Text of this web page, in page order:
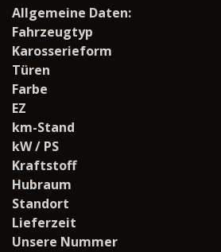
Allgemeine Daten:
Fahrzeugtyp
Karosserieform
Türen
Farbe
EZ
km-Stand
kW / PS
Kraftstoff
Hubraum
Standort
Lieferzeit
Unsere Nummer